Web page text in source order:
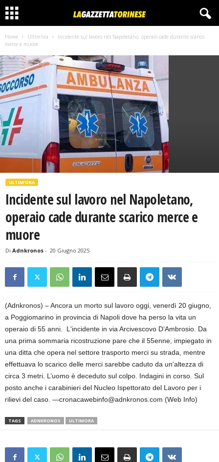
Home Ultim'ora
Incidente sul lavoro nel Napoletano, operaio cade durante scarico
merce e muore
ULTIM'ORA
Incidente sul lavoro nel Napoletano,
operaio cade durante scarico merce e
muore
Di Adnkronos - 20 Giugno 2025
(Adnkronos) – Ancora un morto sul lavoro oggi, venerdì 20 giugno,
a Poggiomarino in provincia di Napoli dove ha perso la vita un
operaio di 55 anni. L'incidente in via Arcivescovo D’Ambrosio. Da
una prima sommaria ricostruzione pare che il 55enne, impiegato in
una ditta che opera nel settore trasporto merci su strada, mentre
effettuava lo scarico delle merci sarebbe caduto da un’altezza di
circa 3 metri. L’uomo è deceduto sul colpo. Indagini in corso. Sul
posto anche i carabinieri del Nucleo Ispettorato del Lavoro per i
rilievi del caso. —cronacawebinfo@adnkronos.com (Web Info)
TAGS ADNKRONOS ULTIMORA